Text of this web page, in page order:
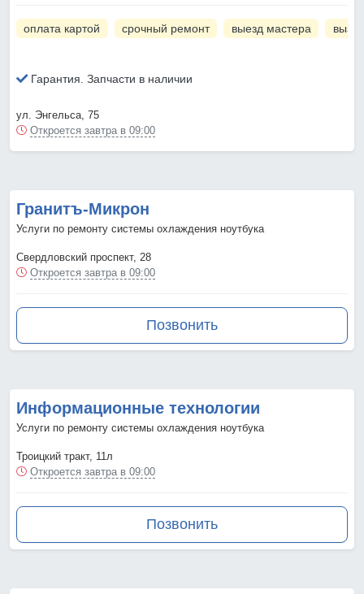
оплата картой срочный ремонт выезд мастера
Гарантия. Запчасти в наличии
ул. Энгельса, 75
Откроется завтра в 09:00
Гранитъ-Микрон
Услуги по ремонту системы охлаждения ноутбука
Свердловский проспект, 28
Откроется завтра в 09:00
Позвонить
Информационные технологии
Услуги по ремонту системы охлаждения ноутбука
Троицкий тракт, 11л
Откроется завтра в 09:00
Позвонить